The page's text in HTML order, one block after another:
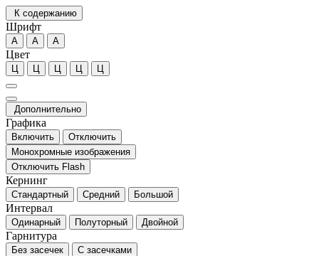
К содержанию
Шрифт
А А А
Цвет
Ц Ц Ц Ц Ц
Дополнительно
Графика
Включить
Отключить
Монохромные изображения
Отключить Flash
Кернинг
Стандартный Средний Большой
Интервал
Одинарный Полуторный Двойной
Гарнитура
Без засечек С засечками